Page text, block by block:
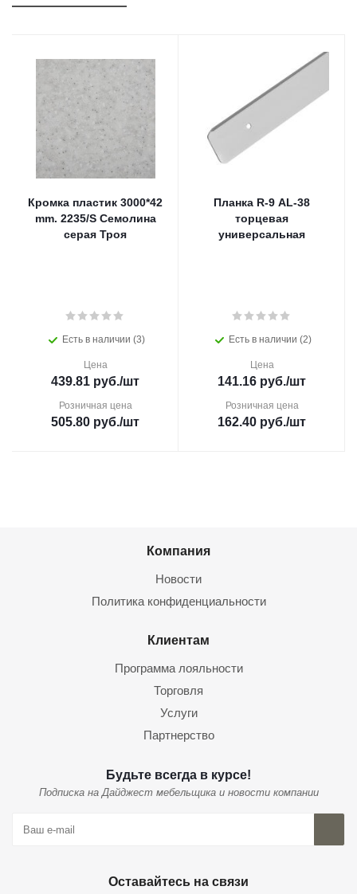
Кромка пластик 3000*42
mm. 2235/S Cемолина
серая Троя
Есть в наличии (3)
Цена
439.81 руб./шт
Розничная цена
505.80 руб./шт
Планка R-9 AL-38
торцевая
универсальная
Есть в наличии (2)
Цена
141.16 руб./шт
Розничная цена
162.40 руб./шт
Компания
Новости
Политика конфиденциальности
Клиентам
Программа лояльности
Торговля
Услуги
Партнерство
Будьте всегда в курсе!
Подписка на Дайджест мебельщика и новости компании
Оставайтесь на связи